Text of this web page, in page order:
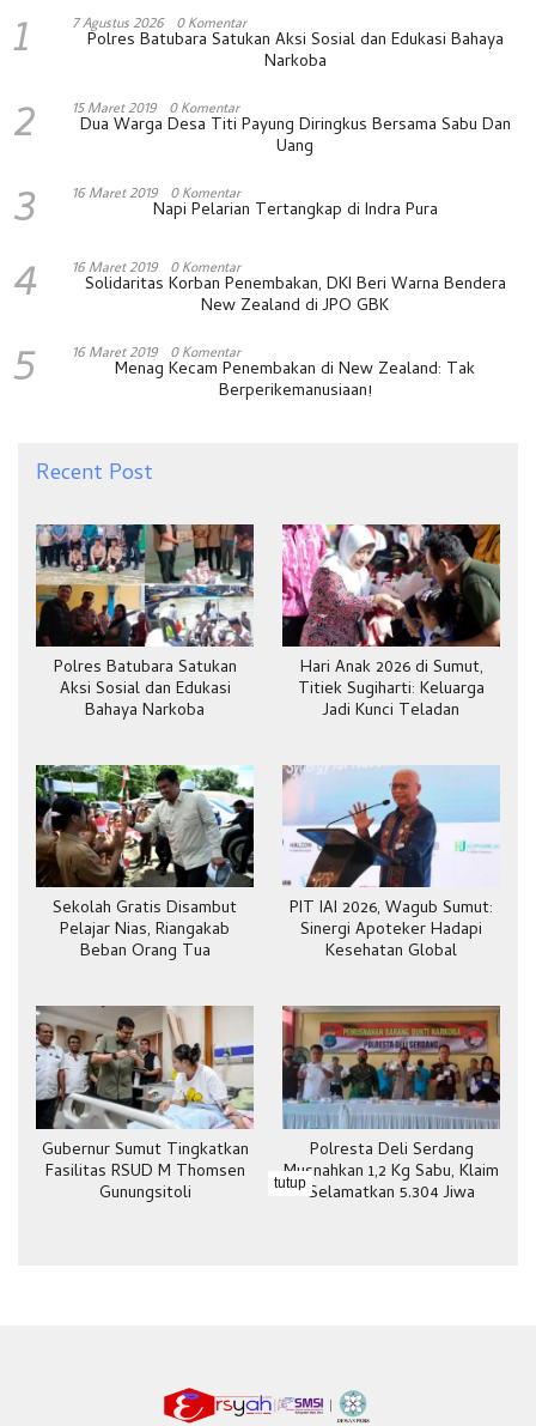
1 7 Agustus 2026 0 Komentar
Polres Batubara Satukan Aksi Sosial dan Edukasi Bahaya
Narkoba
2 15 Maret 2019 0 Komentar
Dua Warga Desa Titi Payung Diringkus Bersama Sabu Dan
Uang
3 16 Maret 2019 0 Komentar
Napi Pelarian Tertangkap di Indra Pura
4 16 Maret 2019 0 Komentar
Solidaritas Korban Penembakan, DKI Beri Warna Bendera
New Zealand di JPO GBK
5 16 Maret 2019 0 Komentar
Menag Kecam Penembakan di New Zealand: Tak
Berperikemanusiaan!
Recent Post
Polres Batubara Satukan
Aksi Sosial dan Edukasi
Bahaya Narkoba
Hari Anak 2026 di Sumut,
Titiek Sugiharti: Keluarga
Jadi Kunci Teladan
Sekolah Gratis Disambut
Pelajar Nias, Riangakab
Beban Orang Tua
PIT IAI 2026, Wagub Sumut:
Sinergi Apoteker Hadapi
Kesehatan Global
Gubernur Sumut Tingkatkan
Fasilitas RSUD M Thomsen
Gunungsitoli
Polresta Deli Serdang
Musnahkan 1,2 Kg Sabu, Klaim
Selamatkan 5.304 Jiwa
tutup